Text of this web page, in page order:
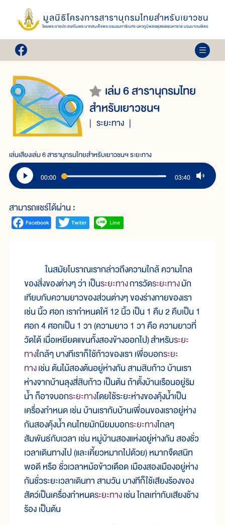
เล่ม 6 สารานุกรมไทย
สำหรับเยาวชนฯ
ระยะทาง
เล่นเสียงเล่ม 6 สารานุกรมไทยสำหรับเยาวชนฯ ระยะทาง
00:00 03:40
สามารถแชร์ได้ผ่าน :
ในสมัยโบราณเรากล่าวถึงความใกล้ ความไกล
ของสิ่งของต่างๆ ว่า เป็นระยะทางการวัดระยะทางมัก
เทียบกับความยาวของส่วนต่างๆ ของร่างกายของเรา
เช่น นิ้ว ศอก เรากำหนดให้ 12 นิ้ว เป็น 1 คืบ 2 คืบเป็น 1
ศอก 4 ศอกเป็น 1 วา (ความยาว 1 วา คือ ความยาวที่
วัดได้ เมื่อเหยียดแขนทั้งสองข้างออกไป) สำหรับระยะ
ทางใกล้ๆ บางทีเราก็ใช้ก้าวของเรา เพื่อบอกระยะ
ทางเช่น ต้นไม้สองต้นอยู่ห่างกัน สามสิบก้าว บ้านเรา
ห่างจากบ้านลุงสี่สิบก้าว เป็นต้น ถ้าตั้งบ้านเรือนอยู่ริม
น้ำ ก็อาจบอกระยะทางโดยใช้ระยะห่างของคุ้งน้ำเป็น
เครื่องกำหนด เช่น บ้านเรากับบ้านเพื่อนของเราอยู่ห่าง
กันสองคุ้งน้ำ คนไทยมักนิยมบอกระยะทางไกลๆ
สัมพันธ์กับเวลา เช่น หมู่บ้านสองแห่งอยู่ห่างกัน สองชั่ว
เวลาเดินทางไป (และเคี้ยวหมากไปด้วย) หมากจืดสนิท
พอดี หรือ ชั่วเวลาหม้อข้าวเดือด เมืองสองเมืองอยู่ห่าง
กันชั่วระยะเวลาเดินทา สามวัน บางทีก็ใช้เสียงร้องของ
สัตว์เป็นเครื่องกำหนดระยะทางเช่น ไกลเท่ากับเสียงช้าง
ร้อง เป็นต้น